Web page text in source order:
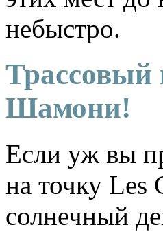
небыстро.
Трассовый
Шамони!
Если уж вы
на точку Les
солнечный